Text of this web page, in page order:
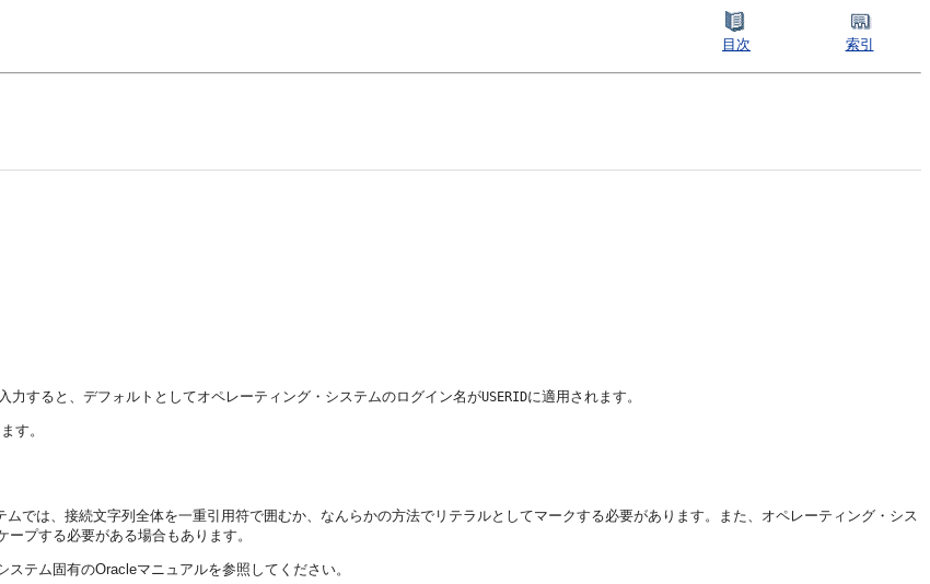
目次 索引
すると、デフォルトとしてオペレーティング・システムのログイン名がUSERIDに適用されます。
す。
では、接続文字列全体を一重引用符で囲むか、なんらかの方法でリテラルとしてマークする必要があります。また、オペレーティング・シス
プする必要がある場合もあります。
テム固有のOracleマニュアルを参照してください。